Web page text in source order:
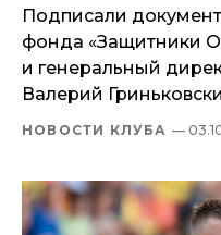
Подписали
фонда «Защитники
и генеральный
Валерий
НОВОСТИ КЛУБА —